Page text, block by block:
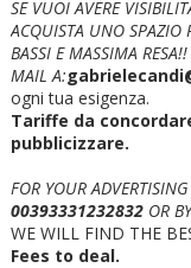
SE VUOI AVERE
ACQUISTA UNO SPAZIO
BASSI E MASSIMA RESA!!
MAIL A:
ogni tua esigenza.
Tariffe da
pubblicizzare.
FOR YOUR
00393331232832OR
WE WILL FIND THE
Fees to deal.